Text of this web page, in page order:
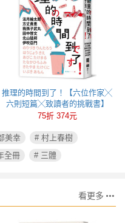
推理的時間到了！【六位作家╳
六則短篇╳致讀者的挑戰書】
75折 374元
美幸
# 村上春樹
全冊 # 三體
看更多